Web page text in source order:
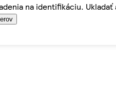
na identifikáciu.